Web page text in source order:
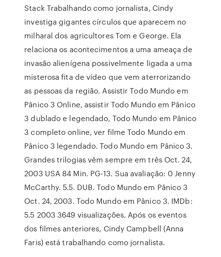
Stack Trabalhando como jornalista, Cindy
investiga gigantes círculos que aparecem no
milharal dos agricultores Tom e George. Ela
relaciona os acontecimentos a uma ameaça de
invasão alienígena possivelmente ligada a uma
misterosa fita de vídeo que vem aterrorizando
as pessoas da região. Assistir Todo Mundo em
Pânico 3 Online, assistir Todo Mundo em Pânico
3 dublado e legendado, Todo Mundo em Pânico
3 completo online, ver filme Todo Mundo em
Pânico 3 legendado. Todo Mundo em Pânico 3.
Grandes trilogias vêm sempre em três Oct. 24,
2003 USA 84 Min. PG-13. Sua avaliação: 0 Jenny
McCarthy. 5.5. DUB. Todo Mundo em Pânico 3
Oct. 24, 2003. Todo Mundo em Pânico 3. IMDb:
5.5 2003 3649 visualizações. Após os eventos
dos filmes anteriores, Cindy Campbell (Anna
Faris) está trabalhando como jornalista.